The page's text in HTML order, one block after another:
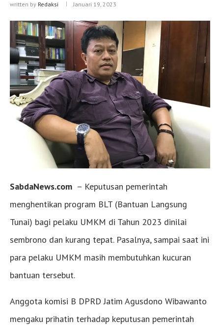
written by Redaksi Januari 19, 2023
SabdaNews.com – Keputusan pemerintah
menghentikan program BLT (Bantuan Langsung
Tunai) bagi pelaku UMKM di Tahun 2023 dinilai
sembrono dan kurang tepat. Pasalnya, sampai saat ini
para pelaku UMKM masih membutuhkan kucuran
bantuan tersebut.
Anggota komisi B DPRD Jatim Agusdono Wibawanto
mengaku prihatin terhadap keputusan pemerintah